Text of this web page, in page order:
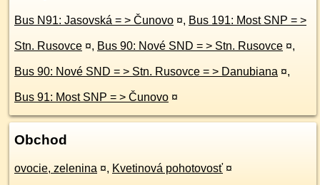
Bus N91: Jasovská = > Čunovo ¤, Bus 191: Most SNP = >
Stn. Rusovce ¤, Bus 90: Nové SND = > Stn. Rusovce ¤,
Bus 90: Nové SND = > Stn. Rusovce = > Danubiana ¤,
Bus 91: Most SNP = > Čunovo ¤
Obchod
ovocie, zelenina ¤, Kvetinová pohotovosť ¤